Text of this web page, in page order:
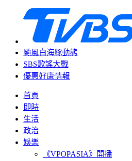
颱風白海豚動態
SBS歌謠大戰
優惠好康情報
首頁
即時
生活
政治
娛樂
《VPOPASIA》開播